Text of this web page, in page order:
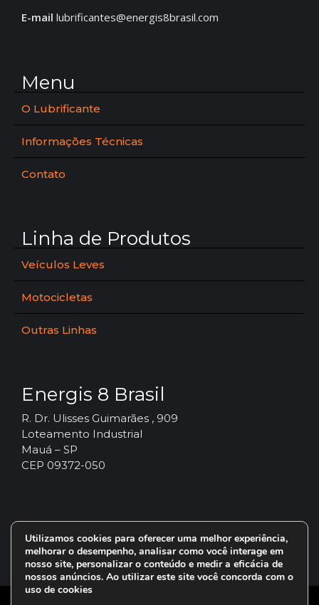
E-mail lubrificantes@energis8brasil.com
Menu
O Lubrificante
Informações Técnicas
Contato
Linha de Produtos
Veículos Leves
Motocicletas
Outras Linhas
Energis 8 Brasil
R. Dr. Ulisses Guimarães , 909
Loteamento Industrial
Mauá – SP
CEP 09372-050
Utilizamos cookies para oferecer uma melhor experiência,
melhorar o desempenho, analisar como você interage em
nosso site, personalizar o conteúdo e medir a eficácia de
nossos anúncios. Ao utilizar este site você concorda com o
uso de cookies